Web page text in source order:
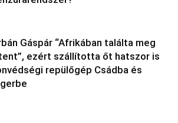
Gáspár “Afrikában találta meg
ezért szállította őt hatszor is
repülőgép Csádba és